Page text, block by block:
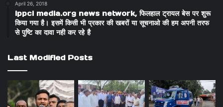
April 26, 2018
ippci media.org news network, फिलहाल ट्रायल बेस पर शुरू
किया गया है। इसमें किसी भी प्रकार की खबरों या सूचनाओ की हम अपनी तरफ
से पुष्टि का दावा नही कर रहे है
Last Modified Posts